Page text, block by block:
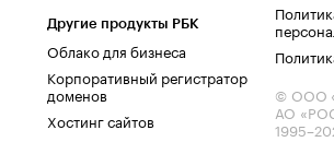
Другие продукты РБК
Облако для бизнеса
Корпоративный регистратор
доменов
Хостинг сайтов
© ООО
АО